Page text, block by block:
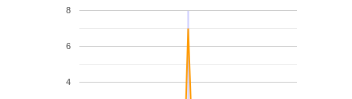
4
6
8